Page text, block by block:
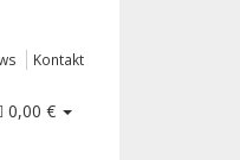
Kontakt
0,00 €